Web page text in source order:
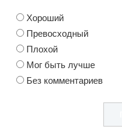
Хороший
Превосходный
Плохой
Мог быть лучше
Без комментариев